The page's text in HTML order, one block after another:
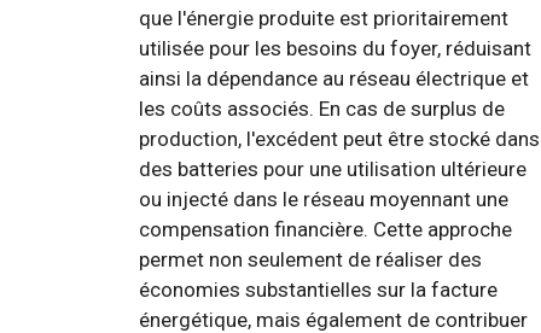
que l'énergie produite est prioritairement
utilisée pour les besoins du foyer, réduisant
ainsi la dépendance au réseau électrique et
les coûts associés. En cas de surplus de
production, l'excédent peut être stocké dans
des batteries pour une utilisation ultérieure
ou injecté dans le réseau moyennant une
compensation financière. Cette approche
permet non seulement de réaliser des
économies substantielles sur la facture
énergétique, mais également de contribuer